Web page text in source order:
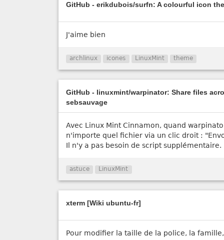
GitHub - erikdubois/surfn: A colourful icon
J'aime bien
archlinux icones LinuxMint theme
GitHub - linuxmint/warpinator: Share files
sebsauvage
Avec Linux Mint Cinnamon, quand
n'importe quel fichier via un clic droit :
Il n'y a pas besoin de script supplémentaire.
astuce LinuxMint
xterm [Wiki ubuntu-fr]
Pour modifier la taille de la police, la